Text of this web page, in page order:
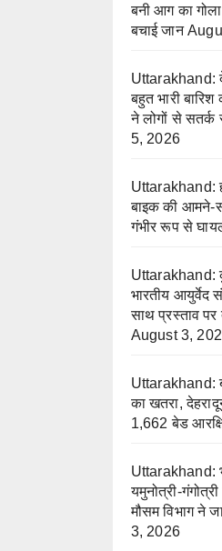
बनी आग का
बचाई जान
Uttarakhand:
बहुत भारी
ने लोगों से सतर्क
5, 2026
Uttarakhand:
बाइक की आमने-
गंभीर रूप से
Uttarakhand:
भारतीय
साथ प्रस्ताव
August 3,
Uttarakhand:
का खतरा,
1,662 बेड
Uttarakhand:
यमुनोत्री-गंगोत्री
मौसम विभाग ने
3, 2026